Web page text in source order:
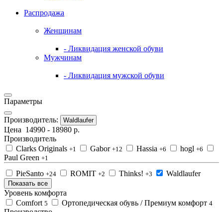
Распродажа
Женщинам
- Ликвидация женской обуви
Мужчинам
- Ликвидация мужской обуви
Параметры
Производитель: Waldlaufer
Цена 14990 - 18980 р.
Производитель
Clarks Originals +1 Gabor +12 Hassia +6 hogl +6
Paul Green +1
PieSanto +24 ROMIT +2 Thinks! +3 Waldlaufer
Показать все
Уровень комфорта
Comfort 5 Ортопедическая обувь / Премиум комфорт 4